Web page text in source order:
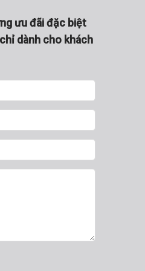
ưu đãi đặc biệt
dành cho khách